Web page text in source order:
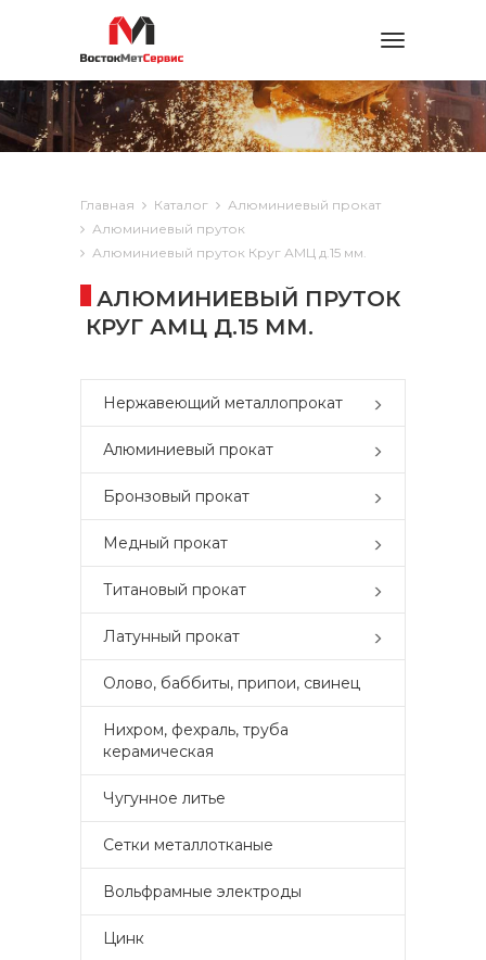
Toggle
Главная Каталог
Алюминиевый прокат
Алюминиевый пруток
Алюминиевый пруток Круг АМЦ д.15 мм.
АЛЮМИНИЕВЫЙ ПРУТОК
КРУГ АМЦ Д.15 ММ.
Нержавеющий металлопрокат
Алюминиевый прокат
Бронзовый прокат
Медный прокат
Титановый прокат
Латунный прокат
Олово, баббиты, припои, свинец
Нихром, фехраль, труба
керамическая
Чугунное литье
Сетки металлотканые
Вольфрамные электроды
Цинк